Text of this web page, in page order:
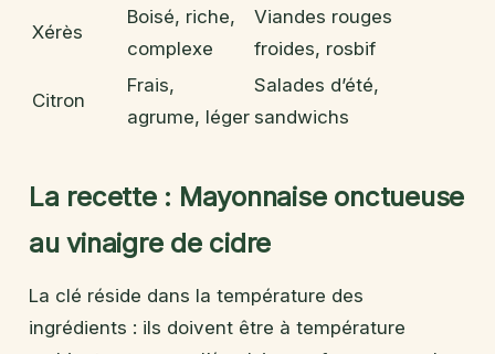
Xérès
Boisé, riche,
complexe
Viandes rouges
froides, rosbif
Citron
Frais,
agrume, léger
Salades d’été,
sandwichs
La recette : Mayonnaise onctueuse
au vinaigre de cidre
La clé réside dans la température des
ingrédients : ils doivent être à température